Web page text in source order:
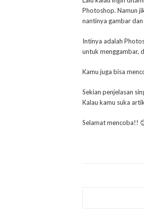
Photoshop. Namun
nantinya gambar
Intinya adalah
untuk menggambar,
Kamu juga bisa
Sekian penjelasan
Kalau kamu suka
Selamat mencoba!!